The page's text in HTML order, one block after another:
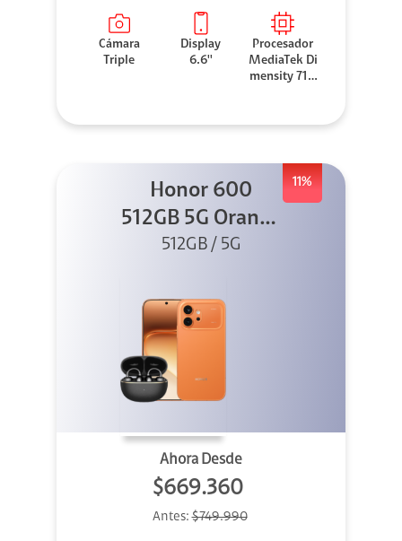
Cámara
Triple
Display
6.6''
Procesador
MediaTek Di
mensity 710
11%
Honor 600
512GB 5G Orange
+ Clip 2
512GB / 5G
Ahora Desde
$669.360
Antes:$749.990